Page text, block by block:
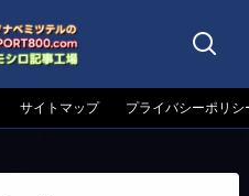
サイトマップ プライバシーポリシ